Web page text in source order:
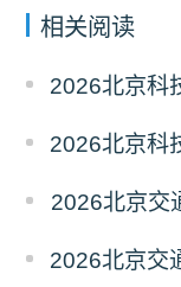
相关阅读